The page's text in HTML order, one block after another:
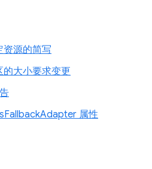
资源的简写
大小要求变更
属性